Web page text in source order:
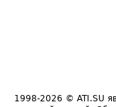
1998-2026 © ATI.SU